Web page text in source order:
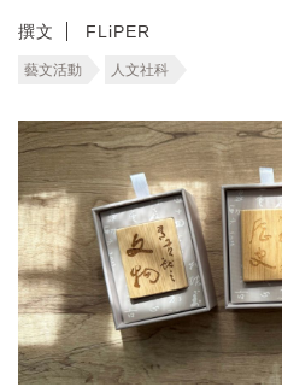
撰文 FLiPER
藝文活動 人文社科